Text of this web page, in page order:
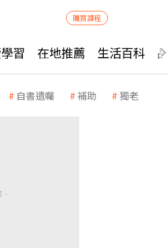
購買課程
習 在地推薦 生活百科
自書遺囑 補助 獨老